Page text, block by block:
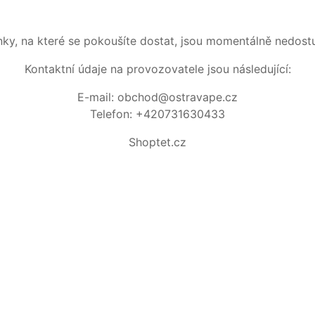
na které se pokoušíte dostat, jsou momentálně
Kontaktní údaje na provozovatele jsou následující:
E-mail: obchod@ostravape.cz
Telefon: +420731630433
Shoptet.cz